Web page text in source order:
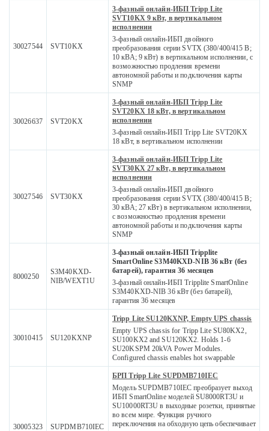
30027544 SVT10KX
3-фазный онлайн-ИБП Tripp Lite
SVT10KX 9 кВт, в вертикальном
исполнении
3-фазный онлайн-ИБП двойного
преобразования серии SVTX (380/400/415 В;
10 кВА; 9 кВт) в вертикальном исполнении, с
возможностью продления времени
автономной работы и подключения карты
SNMP
30026637 SVT20KX
3-фазный онлайн-ИБП Tripp Lite
SVT20KX 18 кВт, в вертикальном
исполнении
3-фазный онлайн-ИБП Tripp Lite SVT20KX
18 кВт, в вертикальном исполнении
30027546 SVT30KX
3-фазный онлайн-ИБП Tripp Lite
SVT30KX 27 кВт, в вертикальном
исполнении
3-фазный онлайн-ИБП двойного
преобразования серии SVTX (380/400/415 В;
30 кВА; 27 кВт) в вертикальном исполнении,
с возможностью продления времени
автономной работы и подключения карты
SNMP
8000250
S3M40KXD-
NIB/WEXT1U
3-фазный онлайн-ИБП Tripplite
SmartOnline S3M40KXD-NIB 36 кВт (без
батарей), гарантия 36 месяцев
3-фазный онлайн-ИБП Tripplite SmartOnline
S3M40KXD-NIB 36 кВт (без батарей),
гарантия 36 месяцев
30010415 SU120KXNP
Tripp Lite SU120KXNP, Empty UPS chassis
Empty UPS chassis for Tripp Lite SU80KX2,
SU100KX2 and SU120KX2. Holds 1-6
SU20KSPM 20kVA Power Modules.
Configured chassis enables hot swappable
30005323 SUPDMB710IEC
БРП Tripp Lite SUPDMB710IEC
Модель SUPDMB710IEC преобразует выход
ИБП SmartOnline моделей SU8000RT3U и
SU10000RT3U в выходные розетки, принятые
во всем мире. Функция ручного
переключения на обходную цепь обеспечивает